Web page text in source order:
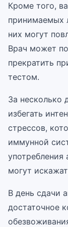
Кроме того,
принимаемых
них могут
Врач может
прекратить
тестом.
За несколько
избегать
стрессов,
иммунной
употребления
могут
В день сдачи
достаточное